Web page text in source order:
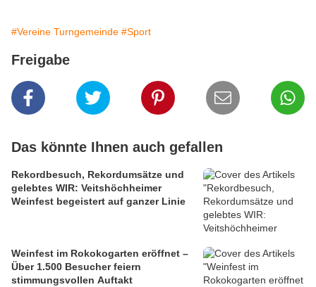
#Vereine Turngemeinde #Sport
Freigabe
Das könnte Ihnen auch gefallen
Rekordbesuch, Rekordumsätze und
gelebtes WIR: Veitshöchheimer
Weinfest begeistert auf ganzer Linie
Weinfest im Rokokogarten eröffnet –
Über 1.500 Besucher feiern
stimmungsvollen Auftakt